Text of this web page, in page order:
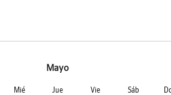
Mayo
Mié Jue Vie Sáb